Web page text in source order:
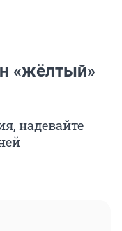
«жёлтый»
надевайте